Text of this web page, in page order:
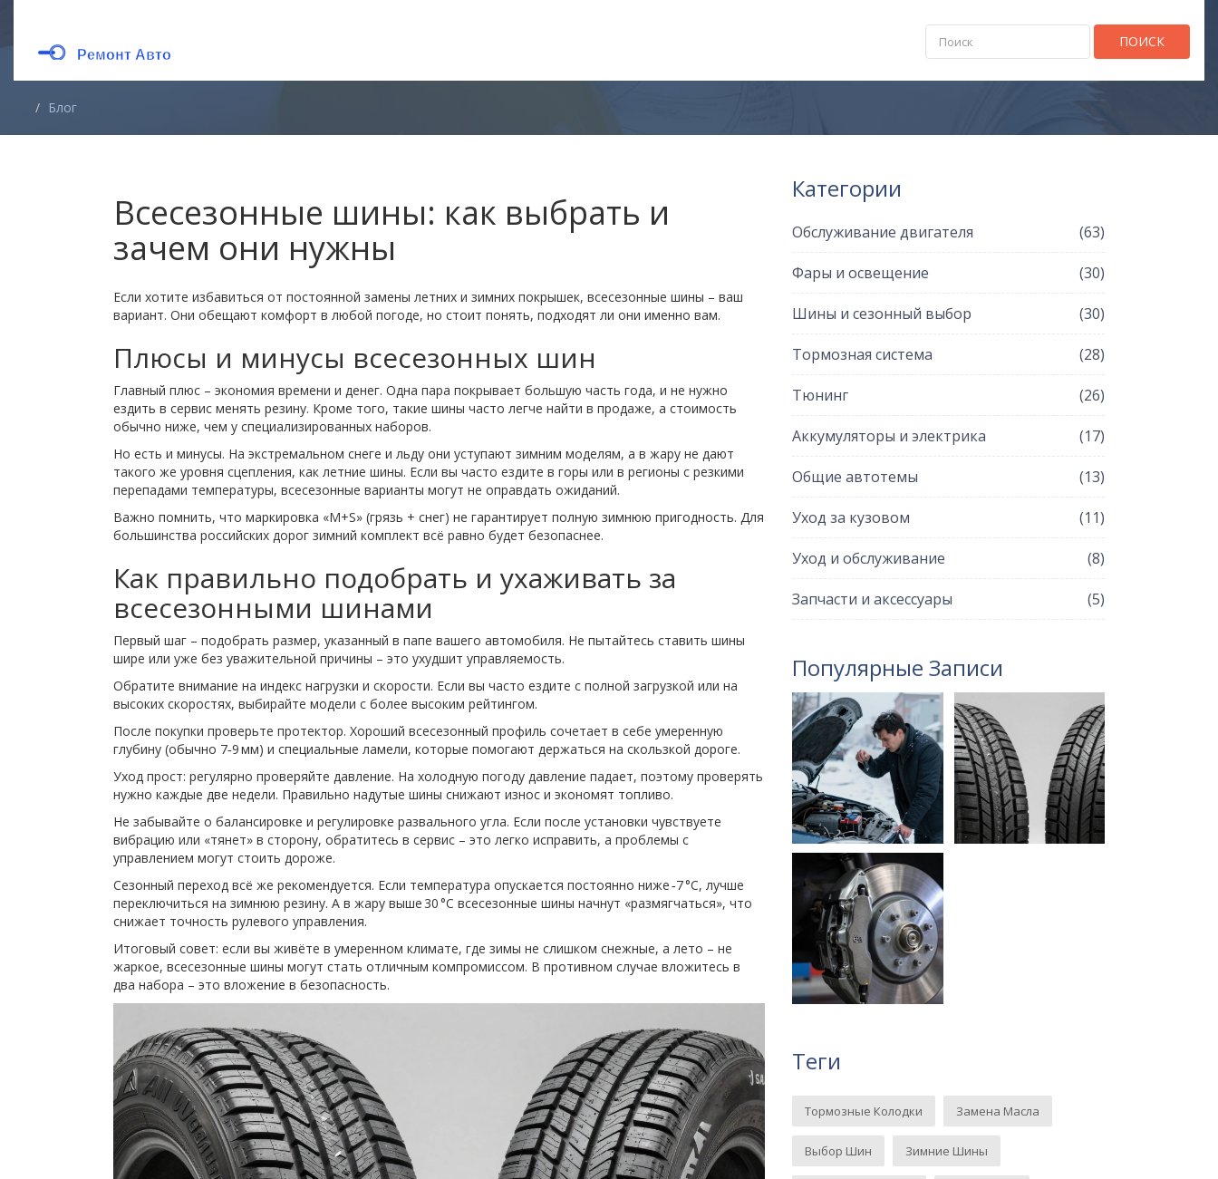
ПОИСК
Блог
Всесезонные шины: как выбрать и
зачем они нужны
Если хотите избавиться от постоянной замены летних и зимних покрышек, всесезонные шины – ваш
вариант. Они обещают комфорт в любой погоде, но стоит понять, подходят ли они именно вам.
Плюсы и минусы всесезонных шин
Главный плюс – экономия времени и денег. Одна пара покрывает большую часть года, и не нужно
ездить в сервис менять резину. Кроме того, такие шины часто легче найти в продаже, а стоимость
обычно ниже, чем у специализированных наборов.
Но есть и минусы. На экстремальном снеге и льду они уступают зимним моделям, а в жару не дают
такого же уровня сцепления, как летние шины. Если вы часто ездите в горы или в регионы с резкими
перепадами температуры, всесезонные варианты могут не оправдать ожиданий.
Важно помнить, что маркировка «M+S» (грязь + снег) не гарантирует полную зимнюю пригодность. Для
большинства российских дорог зимний комплект всё равно будет безопаснее.
Как правильно подобрать и ухаживать за
всесезонными шинами
Первый шаг – подобрать размер, указанный в папе вашего автомобиля. Не пытайтесь ставить шины
шире или уже без уважительной причины – это ухудшит управляемость.
Обратите внимание на индекс нагрузки и скорости. Если вы часто ездите с полной загрузкой или на
высоких скоростях, выбирайте модели с более высоким рейтингом.
После покупки проверьте протектор. Хороший всесезонный профиль сочетает в себе умеренную
глубину (обычно 7‑9 мм) и специальные ламели, которые помогают держаться на скользкой дороге.
Уход прост: регулярно проверяйте давление. На холодную погоду давление падает, поэтому проверять
нужно каждые две недели. Правильно надутые шины снижают износ и экономят топливо.
Не забывайте о балансировке и регулировке развального угла. Если после установки чувствуете
вибрацию или «тянет» в сторону, обратитесь в сервис – это легко исправить, а проблемы с
управлением могут стоить дороже.
Сезонный переход всё же рекомендуется. Если температура опускается постоянно ниже ‑7 °C, лучше
переключиться на зимнюю резину. А в жару выше 30 °C всесезонные шины начнут «размягчаться», что
снижает точность рулевого управления.
Итоговый совет: если вы живёте в умеренном климате, где зимы не слишком снежные, а лето – не
жаркое, всесезонные шины могут стать отличным компромиссом. В противном случае вложитесь в
два набора – это вложение в безопасность.
Категории
Обслуживание двигателя (63)
Фары и освещение (30)
Шины и сезонный выбор (30)
Тормозная система (28)
Тюнинг (26)
Аккумуляторы и электрика (17)
Общие автотемы (13)
Уход за кузовом (11)
Уход и обслуживание (8)
Запчасти и аксессуары (5)
Популярные Записи
Теги
Тормозные Колодки Замена Масла
Выбор Шин Зимние Шины